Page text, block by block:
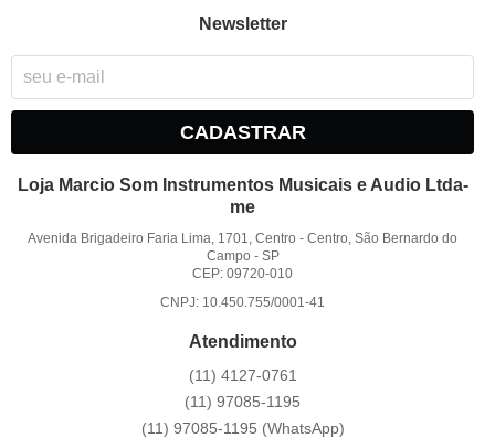
Newsletter
CADASTRAR
Loja Marcio Som Instrumentos Musicais e Audio Ltda-
me
Avenida Brigadeiro Faria Lima, 1701, Centro -Centro, São Bernardo do
Campo - SP
CEP: 09720-010
CNPJ: 10.450.755/0001-41
Atendimento
(11) 4127-0761
(11) 97085-1195
(11) 97085-1195 (WhatsApp)